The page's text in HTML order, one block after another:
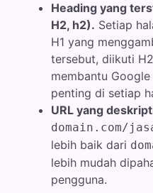
Heading yang
H2, h2). Setiap
H1 yang
tersebut, diikuti
membantu
penting di setiap
URL yang
domain.com/
lebih baik dari
lebih mudah
pengguna.